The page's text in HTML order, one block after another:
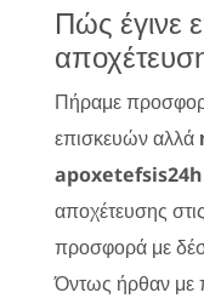
Πώς έγινε
Πήραμε
επισκευών αλλά
apoxetefsis24h
αποχέτευσης
προσφορά με
Όντως ήρθαν με